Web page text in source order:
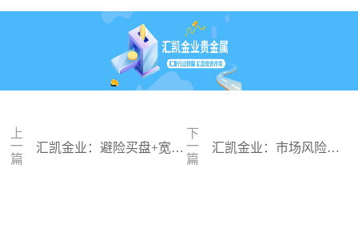
上
一
篇
汇凯金业：避险买盘+宽松
下
一
篇
汇凯金业：市场风险偏